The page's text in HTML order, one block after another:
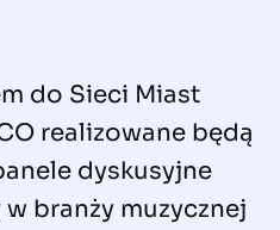
do Sieci Miast
realizowane będą
dyskusyjne
branży muzycznej